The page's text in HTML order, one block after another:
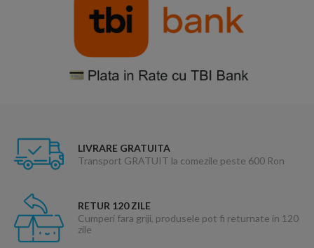
LIVRARE GRATUITA
Transport GRATUIT la comezile peste 600 Ron
RETUR 120 ZILE
Cumperi fara griji, produsele pot fi returnate in 120
zile